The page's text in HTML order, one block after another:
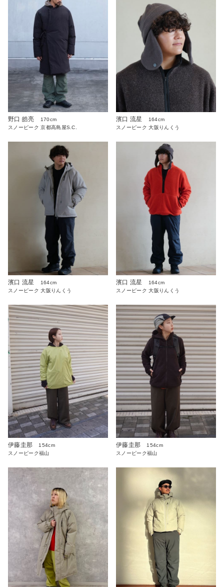
野口 皓亮
170cm
スノーピーク 京都高島屋S.C.
濱口 流星
164cm
スノーピーク 大阪りんくう
濱口 流星
164cm
スノーピーク 大阪りんくう
濱口 流星
164cm
スノーピーク 大阪りんくう
伊藤圭那
154cm
スノーピーク福山
伊藤圭那
154cm
スノーピーク福山